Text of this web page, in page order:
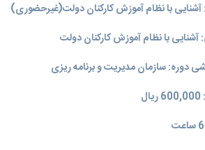
آشنایی با نظام آموزش کارکنان دولت(غیرحضوری)
با نظام آموزش کارکنان دولت
دوره: سازمان مدیریت و برنامه‌ ریزی